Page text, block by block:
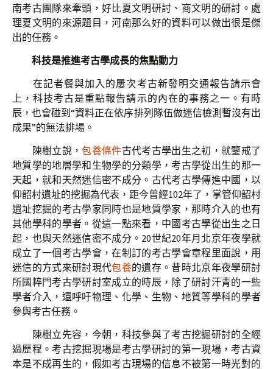
南考古團隊來牽頭，好比夏文明研討、商文明的研討。處
理夏文明的來源題目，河南那么好的資料可以做出很是傑
出的任務。
科技是推進考古學成長的焦點動力
在記者餐與加入的屢次考古新發明交通報告請示會
上，科技考古是重點報告請示的內在的事務之一。有時
辰，也會碰到“資料正在依序排列隊伍做迷信檢測暫沒有出
成果”的無法排場。
陳樹立說，包養條件古代考古學出生之初，就鑒戒了
地質學的地層學和生物學的分類學，考古學從出生的那一
天起，就和天然迷信密不成分。古代考古學傳進中國，以
仰韶村遺址的挖掘為代表，距今曾經102年了，掌管仰韶村
遺址挖掘的考古學家同時也是地質學家，那時介入的也有
其他學科的學者。從這一點來看，中國考古學從出生之日
起，也與天然迷信密不成分。20世紀20年月北京年夜學就
成立了一個考古學會，在制訂的考古學會章程里面說，用
迷信的方式來研討現代包養的遺存。昔時北京年夜學研討
所國粹門考古學研討室成立的時辰，除了研討汗青的一些
學者介入，還呼吁物理、化學、生物、地質等學科的學者
參與考古任務。
陳樹立先容，今朝，科技參與了考古挖掘研討的全經
過歷程。考古挖掘現場是考古學研討的第一現場，考古資
本是不成再生的，假如考古現場的信息不被第一時光對的